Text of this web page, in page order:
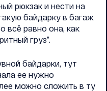
рюкзак и нести на
байдарку в багаж
всё равно она, как
груз”.
байдарки, тут
ее нужно
можно сложить в ту